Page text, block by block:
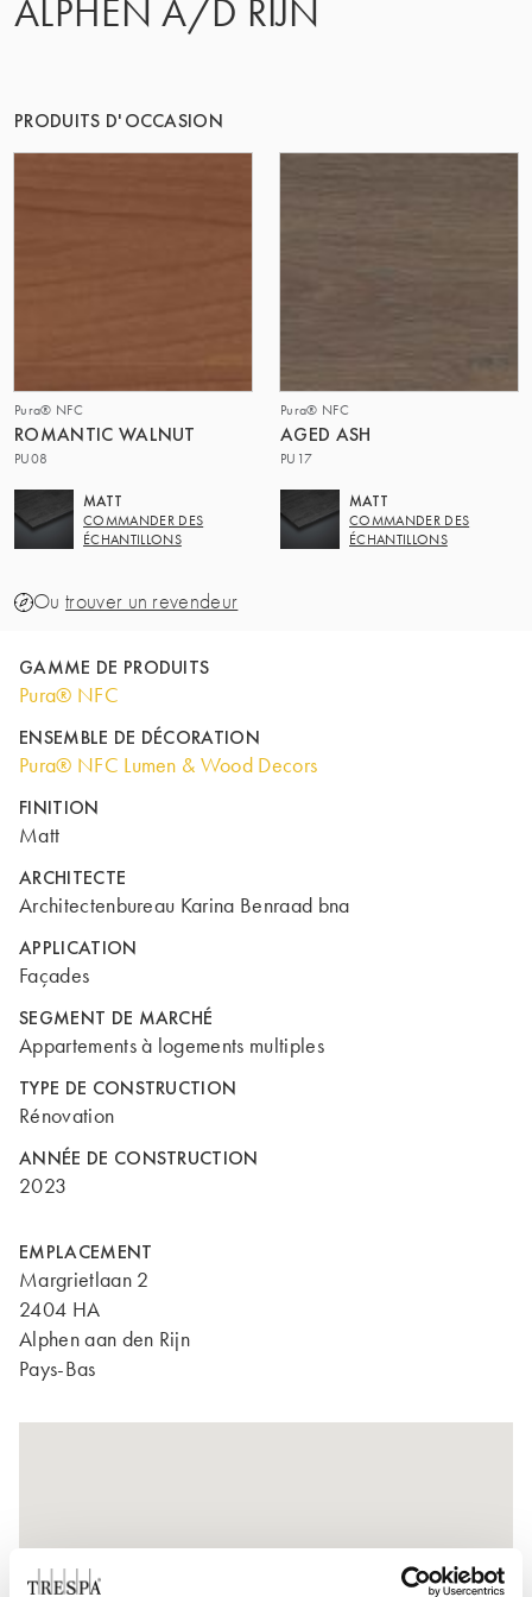
ALPHEN A/D RIJN
PRODUITS D'OCCASION
Pura® NFC
ROMANTIC WALNUT
PU08
MATT
COMMANDER DES
ÉCHANTILLONS
Pura® NFC
AGED ASH
PU17
MATT
COMMANDER DES
ÉCHANTILLONS
Ou trouver un revendeur
GAMME DE PRODUITS
Pura® NFC
ENSEMBLE DE DÉCORATION
Pura® NFC Lumen & Wood Decors
FINITION
Matt
ARCHITECTE
Architectenbureau Karina Benraad bna
APPLICATION
Façades
SEGMENT DE MARCHÉ
Appartements à logements multiples
TYPE DE CONSTRUCTION
Rénovation
ANNÉE DE CONSTRUCTION
2023
EMPLACEMENT
Margrietlaan 2
2404 HA
Alphen aan den Rijn
Pays-Bas